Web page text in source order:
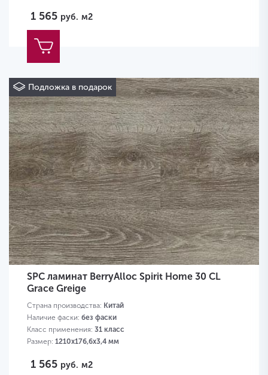
1 565 руб. м2
Подложка в подарок
SPC ламинат BerryAlloc Spirit Home 30 CL
Grace Greige
Страна производства: Китай
Наличие фаски: без фаски
Класс применения: 31 класс
Размер: 1210х176,6х3,4 мм
1 565 руб. м2